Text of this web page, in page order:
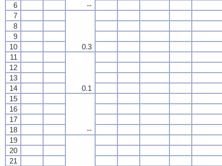
--
6
7
0.3
8
9
10
11
0.1
12
13
14
15
--
16
17
18
19
20
21